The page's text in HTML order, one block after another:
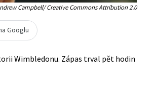
Campbell/ Creative Commons Attribution 2.0
Googlu
Wimbledonu. Zápas trval pět hodin